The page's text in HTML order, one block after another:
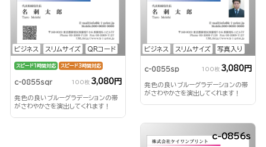
ビジネス スリムサイズ QRコード
スピード1時間対応 スピード3時間対応
c-0855sqr 100枚 3,080円
発色の良いブルーグラデーションの帯
がさわやかさを演出してくれます！
ビジネス スリムサイズ 写真入り
c-0855sp 100枚 3,080円
発色の良いブルーグラデーションの帯
がさわやかさを演出してくれます！
c-0856s